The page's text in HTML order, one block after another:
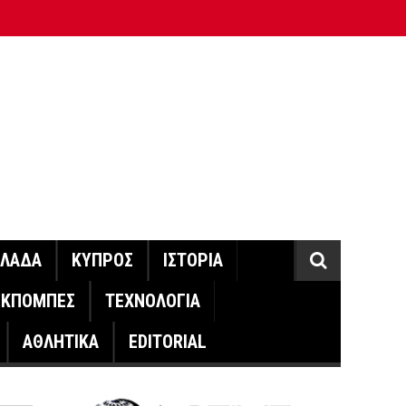
ΚΥΠΡΟΣ
ΙΣΤΟΡΙΑ
ΤΕΧΝΟΛΟΓΙΑ
ΑΘΛΗΤΙΚΑ EDITORIAL